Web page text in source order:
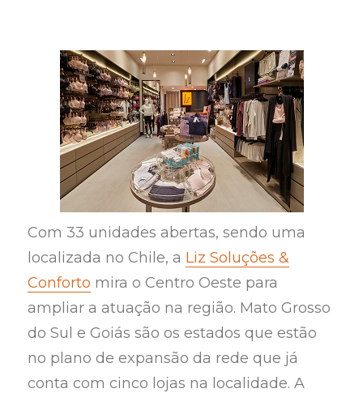
Com 33 unidades abertas, sendo uma
localizada no Chile, a Liz Soluções &
Conforto mira o Centro Oeste para
ampliar a atuação na região. Mato Grosso
do Sul e Goiás são os estados que estão
no plano de expansão da rede que já
conta com cinco lojas na localidade. A